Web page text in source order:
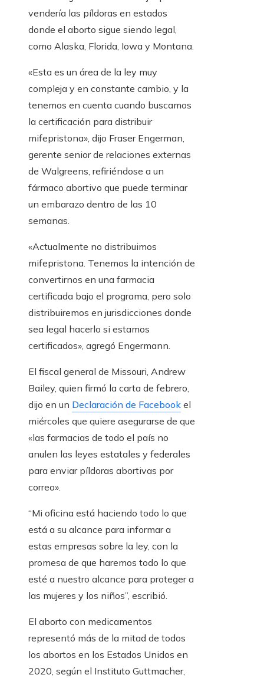
vendería las píldoras en estados
donde el aborto sigue siendo legal,
como Alaska, Florida, Iowa y Montana.
«Esta es un área de la ley muy
compleja y en constante cambio, y la
tenemos en cuenta cuando buscamos
la certificación para distribuir
mifepristona», dijo Fraser Engerman,
gerente senior de relaciones externas
de Walgreens, refiriéndose a un
fármaco abortivo que puede terminar
un embarazo dentro de las 10
semanas.
«Actualmente no distribuimos
mifepristona. Tenemos la intención de
convertirnos en una farmacia
certificada bajo el programa, pero solo
distribuiremos en jurisdicciones donde
sea legal hacerlo si estamos
certificados», agregó Engermann.
El fiscal general de Missouri, Andrew
Bailey, quien firmó la carta de febrero,
dijo en un Declaración de Facebook el
miércoles que quiere asegurarse de que
«las farmacias de todo el país no
anulen las leyes estatales y federales
para enviar píldoras abortivas por
correo».
“Mi oficina está haciendo todo lo que
está a su alcance para informar a
estas empresas sobre la ley, con la
promesa de que haremos todo lo que
esté a nuestro alcance para proteger a
las mujeres y los niños”, escribió.
El aborto con medicamentos
representó más de la mitad de todos
los abortos en los Estados Unidos en
2020, según el Instituto Guttmacher,